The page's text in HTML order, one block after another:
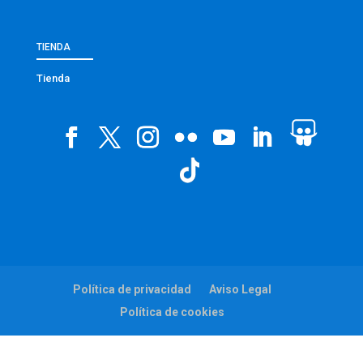
TIENDA
Tienda
Política de privacidad
Aviso Legal
Política de cookies